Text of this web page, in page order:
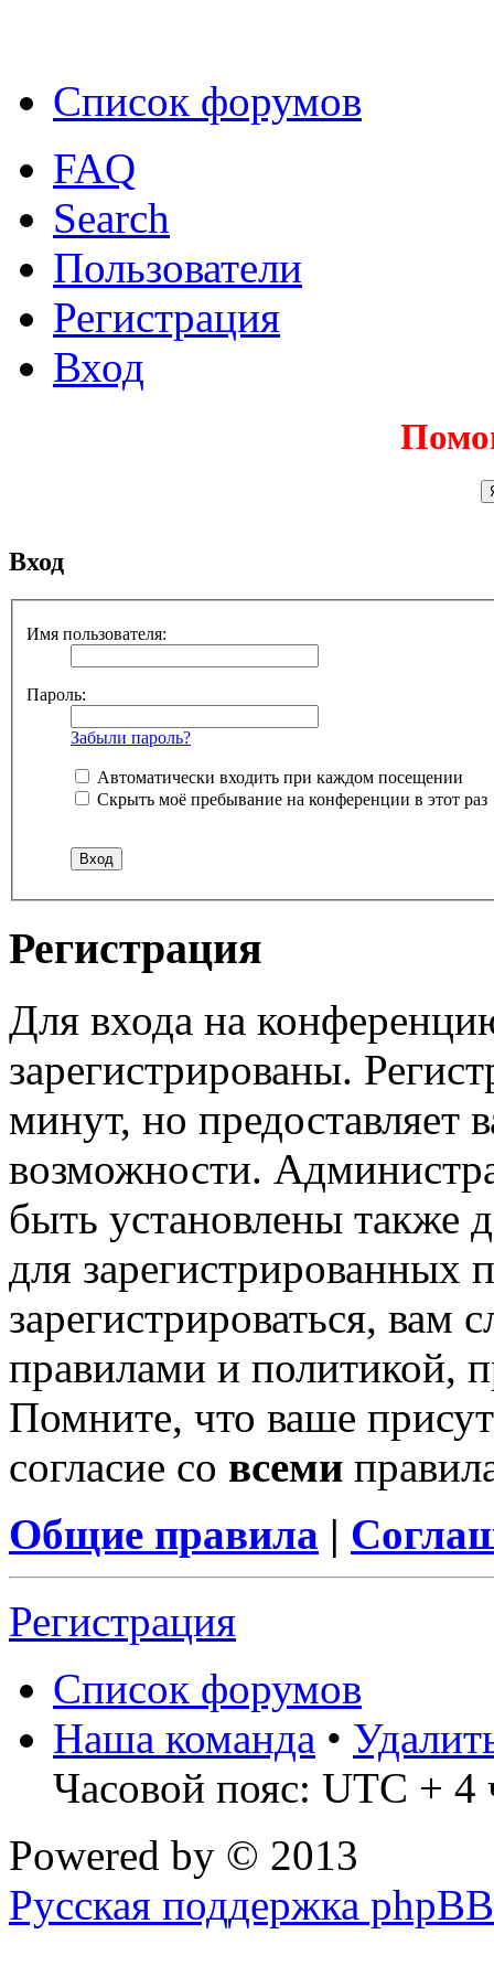
Список форумов
FAQ
Search
Пользователи
Регистрация
Вход
Вход
Имя пользователя:
Пароль:
Забыли пароль?
Автоматически входить при каждом посещении
Скрыть моё пребывание на конференции в этот раз
Регистрация
Для входа на
зарегистрированы.
минут, но предоставляет
возможности.
быть установлены также
для зарегистрированных
зарегистрироваться, вам
правилами и политикой,
Помните, что ваше
согласие со всеми
Общие правила |
Регистрация
Список форумов
Наша команда •
Часовой пояс: UTC + 4
Powered by © 2013
Русская поддержка phpBB